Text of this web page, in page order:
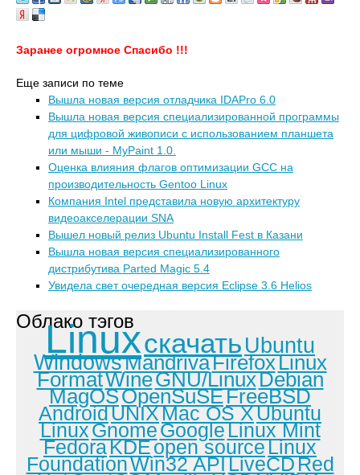
Заранее огромное Спасибо !!!
Еще записи по теме
Вышла новая версия отладчика IDAPro 6.0
Вышла новая версия специализированной программы
для цифровой живописи с использованием планшета
или мыши - MyPaint 1.0.
Оценка влияния флагов оптимизации GCC на
производительность Gentoo Linux
Компания Intel представила новую архитектуру
видеоакселерации SNA
Вышел новый релиз Ubuntu Install Fest в Казани
Вышла новая версия специализированного
дистрибутива Parted Magic 5.4
Увидела свет очередная версия Eclipse 3.6 Helios
Облако тэгов
Linuxскачать Ubuntu
WindowsMandrivaFirefoxLinux
FormatWineGNU/LinuxDebian
MagOSOpenSuSEFreeBSD
AndroidUNIXMac OS XUbuntu
LinuxGnomeGoogleLinux Mint
FedoraKDEopen sourceLinux
FoundationWin32 APILiveCDRed